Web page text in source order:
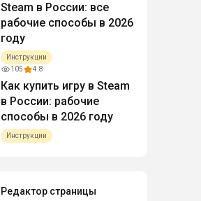
Steam в России: все
рабочие способы в 2026
году
Инструкции
105
4.8
Как купить игру в Steam
в России: рабочие
способы в 2026 году
Инструкции
Редактор страницы